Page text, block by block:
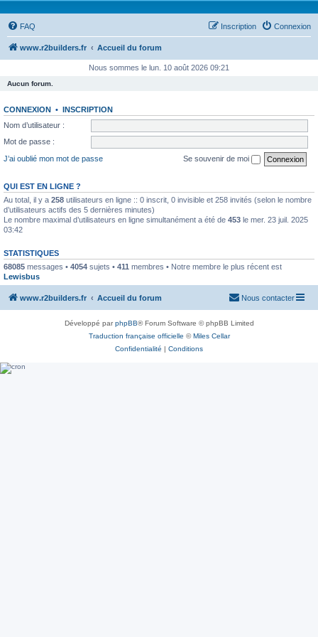
FAQ Connexion
Inscription
www.r2builders.fr Accueil du forum
Nous sommes le lun. 10 août 2026 09:21
Aucun forum.
CONNEXION • INSCRIPTION
Nom d’utilisateur :
Mot de passe :
J’ai oublié mon mot de passe
Se souvenir de moi
QUI EST EN LIGNE ?
Au total, il y a 258 utilisateurs en ligne :: 0 inscrit, 0 invisible et 258 invités (selon le nombre
d’utilisateurs actifs des 5 dernières minutes)
Le nombre maximal d’utilisateurs en ligne simultanément a été de 453 le mer. 23 juil. 2025
03:42
STATISTIQUES
68085 messages • 4054 sujets • 411 membres • Notre membre le plus récent est
Lewisbus
www.r2builders.fr Accueil du forum Nous contacter
Développé parphpBB® Forum Software © phpBB Limited
Traduction française officielle ©Miles Cellar
Confidentialité | Conditions